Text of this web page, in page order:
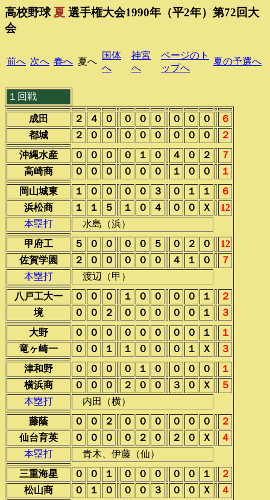
高校野球夏 選手権大会1990年（平2年）第72回大
会
前へ 次へ 春へ 夏へ
国体
へ
神宮
へ
ページのト
ップへ
夏の予選へ
１回戦
成田 ２ ４ ０ ０ ０ ０ ０ ０ ０
６
都城
２ ０ ０ ０ ０ ０ ０ ０ ０
２
沖縄水産
０ ０ ０ ０ １ ０ ４ ０ ２
７
高崎商
０ ０ ０ ０ ０ ０ １ ０ ０
１
岡山城東
１ ０ ０ ０ ０ ３ ０ １ １
６
浜松商
１ １ ５ １ ０ ４ ０ ０ Ｘ
12
本塁打
水島（浜）
甲府工
５ ０ ０ ０ ０ ５ ０ ２ ０
12
佐賀学園
２ ０ ０ ０ ０ ０ ４ １ ０
７
本塁打
渡辺（甲）
八戸工大一
０ ０ ０ １ ０ ０ ０ ０ １
２
境
０ ０ ２ ０ ０ ０ ０ ０ １
３
大野
０ ０ ０ ０ ０ ０ ０ ０ １
１
竜ヶ崎一
０ ０ １ １ ０ ０ ０ １ Ｘ
３
津和野
０ ０ ０ ０ １ ０ ０ ０ ０
１
横浜商
０ ０ ０ ２ ０ ０ ３ ０ Ｘ
５
本塁打
内田（横）
藤蔭
０ ０ ２ ０ ０ ０ ０ ０ ０
２
仙台育英
０ ０ ０ ０ ２ ０ ２ ０ Ｘ
４
本塁打
青木、伊藤（仙）
三重海星
０ ０ １ ０ ０ ０ ０ ０ １
２
松山商
０ １ ０ ０ ０ ３ ０ ０ Ｘ
４